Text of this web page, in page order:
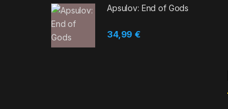
Apsulov: End of Gods
34,99€